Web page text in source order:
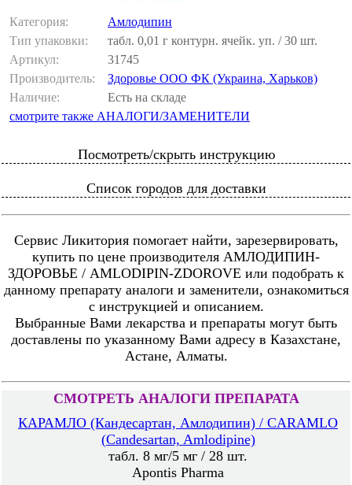
Категория:
Амлодипин
Тип упаковки:
табл. 0,01 г контурн. ячейк. уп. / 30 шт.
Артикул:
31745
Производитель:
Здоровье ООО ФК (Украина, Харьков)
Наличие:
Есть на складе
смотрите также АНАЛОГИ/ЗАМЕНИТЕЛИ
Посмотреть/скрыть инструкцию
Список городов для доставки
Сервис Ликитория помогает найти, зарезервировать,
купить по цене производителя АМЛОДИПИН-
ЗДОРОВЬЕ / AMLODIPIN-ZDOROVE или подобрать к
данному препарату аналоги и заменители, ознакомиться
с инструкцией и описанием.
Выбранные Вами лекарства и препараты могут быть
доставлены по указанному Вами адресу в Казахстане,
Астане, Алматы.
СМОТРЕТЬ АНАЛОГИ ПРЕПАРАТА
КАРАМЛО (Кандесартан, Амлодипин) / CARAMLO
(Candesartan, Amlodipine)
табл. 8 мг/5 мг / 28 шт.
Apontis Pharma